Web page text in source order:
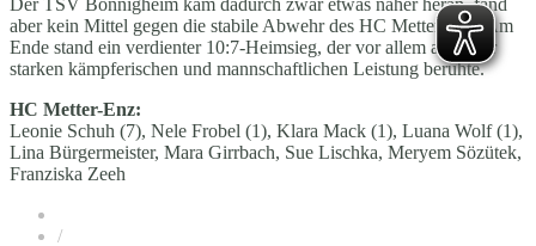
aber kein Mittel gegen die stabile Abwehr des HC Metter-Enz. Am
Ende stand ein verdienter 10:7-Heimsieg, der vor allem auf einer
starken kämpferischen und mannschaftlichen Leistung beruhte.
HC Metter-Enz:
Leonie Schuh (7), Nele Frobel (1), Klara Mack (1), Luana Wolf (1),
Lina Bürgermeister, Mara Girrbach, Sue Lischka, Meryem Sözütek,
Franziska Zeeh
/